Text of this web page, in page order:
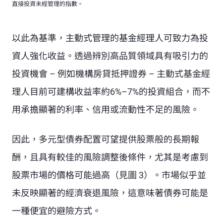
直接投資未經管理的指數。
以此為基準，主動式管理的基金經理人可致力為投
資人強化收益。透過辨別高品質領域具有吸引力的
投資機會 – 例如機構房貸抵押證券 – 主動式基金經
理人目前可建構收益率約6%–7%的投資組合，而不
用承擔顯著的利率、信用或流動性不足的風險。
因此，多元型債券配置可望提供股票般的長期報
酬，且具有較佳的風險調整後條件，尤其是考慮到
股票市場的價格可能過高（見圖 3）。市場似乎並
未反映顯著的經濟衰退風險，這意味著債券可能是
一種便宜的避險方式。